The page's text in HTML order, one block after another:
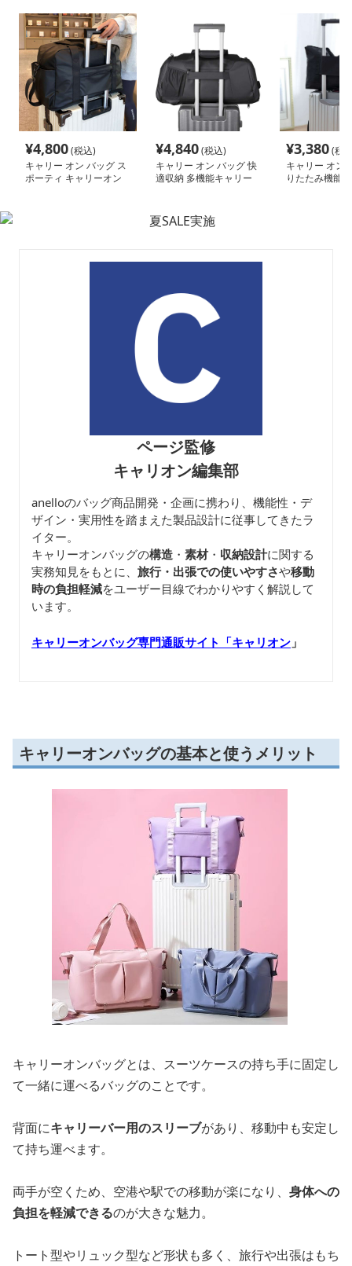
¥4,800(税込)
キャリー オン バッグ ス
ポーティ キャリーオン
¥4,840(税込)
キャリー オン バッグ 快
適収納 多機能キャリー
¥3,380(税
キャリー オン
りたたみ機能
ページ監修
キャリオン編集部
anelloのバッグ商品開発・企画に携わり、機能性・デ
ザイン・実用性を踏まえた製品設計に従事してきたラ
イター。
キャリーオンバッグの構造 ・ 素材・ 収納設計に関する
実務知見をもとに、 旅行・出張での使いやすさや移動
時の負担軽減をユーザー目線でわかりやすく解説して
います。
キャリーオンバッグ専門通販サイト「キャリオン 」
キャリーオンバッグの基本と使うメリット
キャリーオンバッグとは、スーツケースの持ち手に固定し
て一緒に運べるバッグのことです。
背面にキャリーバー用のスリーブがあり、移動中も安定し
て持ち運べます。
両手が空くため、空港や駅での移動が楽になり、 身体への
負担を軽減できるのが大きな魅力。
トート型やリュック型など形状も多く、旅行や出張はもち